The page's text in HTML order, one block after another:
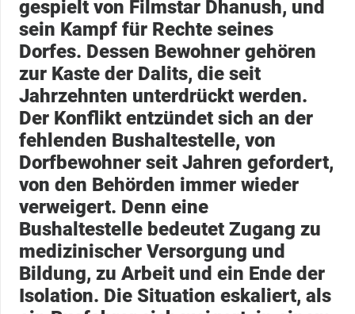
gespielt von Filmstar Dhanush, und
sein Kampf für Rechte seines
Dorfes. Dessen Bewohner gehören
zur Kaste der Dalits, die seit
Jahrzehnten unterdrückt werden.
Der Konflikt entzündet sich an der
fehlenden Bushaltestelle, von
Dorfbewohner seit Jahren gefordert,
von den Behörden immer wieder
verweigert. Denn eine
Bushaltestelle bedeutet Zugang zu
medizinischer Versorgung und
Bildung, zu Arbeit und ein Ende der
Isolation. Die Situation eskaliert, als